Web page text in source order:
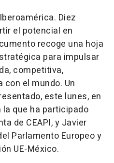
Diez
el potencial en
recoge una hoja
para impulsar
competitiva,
el mundo. Un
este lunes, en
que ha participado
de CEAPI, y Javier
Parlamento Europeo y
UE-México.